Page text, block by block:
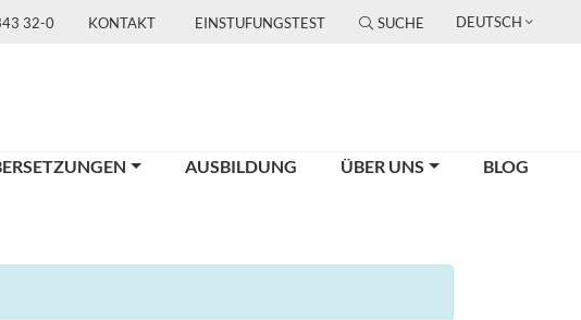
32-0 KONTAKT EINSTUFUNGSTEST SUCHE DEUTSCH
AUSBILDUNG ÜBER UNS BLOG